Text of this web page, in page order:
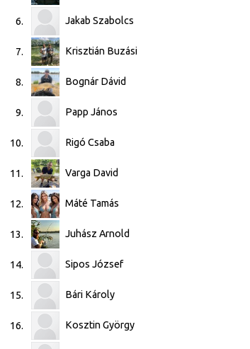
6. Jakab Szabolcs
7. Krisztián Buzási
8. Bognár Dávid
9. Papp János
10. Rigó Csaba
11. Varga David
12. Máté Tamás
13. Juhász Arnold
14. Sipos József
15. Bári Károly
16. Kosztin György